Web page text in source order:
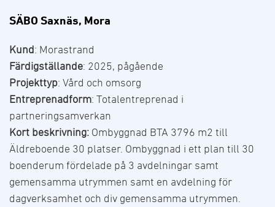
SÄBO Saxnäs, Mora
Kund: Morastrand
Färdigställande: 2025, pågående
Projekttyp: Vård och omsorg
Entreprenadform: Totalentreprenad i
partneringsamverkan
Kort beskrivning: Ombyggnad BTA 3796 m2 till
Äldreboende 30 platser. Ombyggnad i ett plan till 30
boenderum fördelade på 3 avdelningar samt
gemensamma utrymmen samt en avdelning för
dagverksamhet och div gemensamma utrymmen.